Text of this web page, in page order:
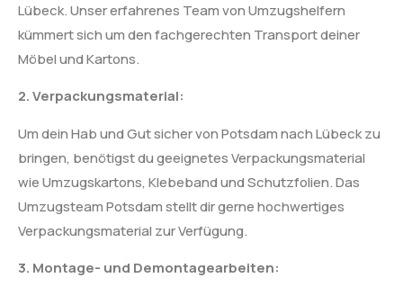
Lübeck. Unser erfahrenes Team von Umzugshelfern
kümmert sich um den fachgerechten Transport deiner
Möbel und Kartons.
2. Verpackungsmaterial:
Um dein Hab und Gut sicher von Potsdam nach Lübeck zu
bringen, benötigst du geeignetes Verpackungsmaterial
wie Umzugskartons, Klebeband und Schutzfolien. Das
Umzugsteam Potsdam stellt dir gerne hochwertiges
Verpackungsmaterial zur Verfügung.
3. Montage- und Demontagearbeiten: